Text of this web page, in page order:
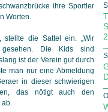
ihre Sportler
Worten.
stellte die Sattel ein. „Wir
Die Kids sind
ist der Verein gut durch
man nur eine Abmeldung
in dieser schwierigen
das nötigt auch den
ab.